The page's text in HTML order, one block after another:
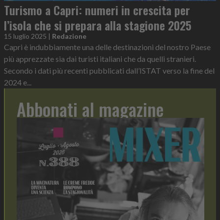
Turismo a Capri: numeri in crescita per
l’isola che si prepara alla stagione 2025
15 luglio 2025 | Redazione
Capri è indubbiamente una delle destinazioni del nostro Paese
più apprezzate sia dai turisti italiani che da quelli stranieri.
Secondo i dati più recenti pubblicati dall’ISTAT verso la fine del
2024 e...
Abbonati al magazine